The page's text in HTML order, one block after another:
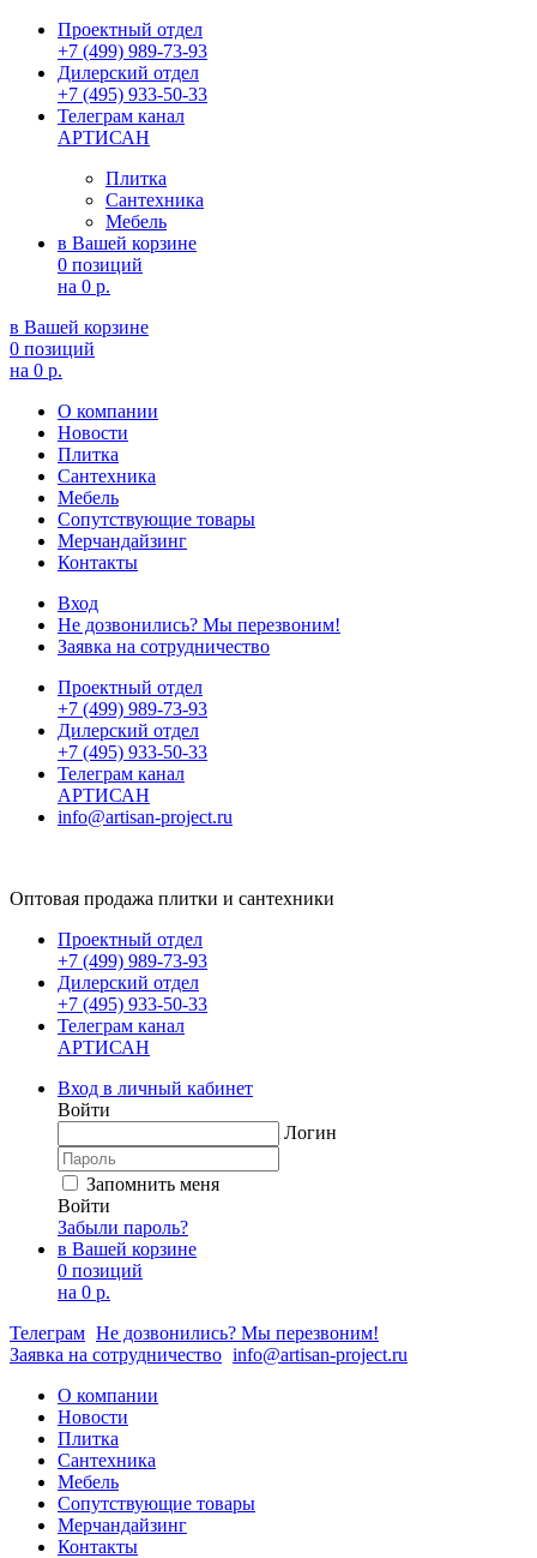
Проектный отдел
+7 (499) 989-73-93
Дилерский отдел
+7 (495) 933-50-33
Телеграм канал
АРТИСАН
Плитка
Сантехника
Мебель
в Вашей корзине
0 позиций
на 0 р.
в Вашей корзине
0 позиций
на 0 р.
О компании
Новости
Плитка
Сантехника
Мебель
Сопутствующие товары
Мерчандайзинг
Контакты
Вход
Не дозвонились? Мы перезвоним!
Заявка на сотрудничество
Проектный отдел
+7 (499) 989-73-93
Дилерский отдел
+7 (495) 933-50-33
Телеграм канал
АРТИСАН
info@artisan-project.ru
Оптовая продажа плитки и сантехники
Проектный отдел
+7 (499) 989-73-93
Дилерский отдел
+7 (495) 933-50-33
Телеграм канал
АРТИСАН
Вход в личный кабинет
Войти
Логин
Запомнить меня
Войти
Забыли пароль?
в Вашей корзине
0 позиций
на 0 р.
Телеграм Не дозвонились? Мы перезвоним!
Заявка на сотрудничество info@artisan-project.ru
О компании
Новости
Плитка
Сантехника
Мебель
Сопутствующие товары
Мерчандайзинг
Контакты